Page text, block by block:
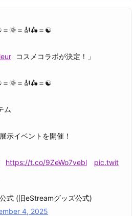
🌞＝🎻🛵＝☯
コスメコラボが決定！」
🌞＝🎻🛵＝☯
ム
示イベントを開催！
https://t.co/9ZeWo7vebl
pic.twit
式 (旧eStreamグッズ公式)
4, 2025